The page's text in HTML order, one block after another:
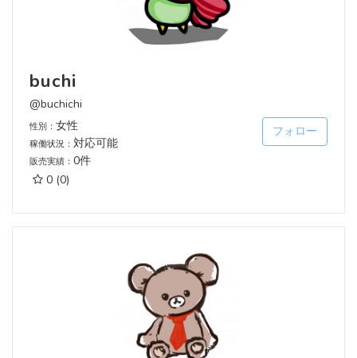
buchi
@buchichi
性別： 女性
稼働状況： 対応可能
販売実績： 0件
0 (0)
フォロー